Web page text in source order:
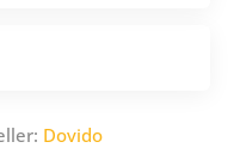
Dovido